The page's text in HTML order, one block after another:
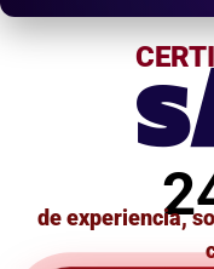
de experiencia,